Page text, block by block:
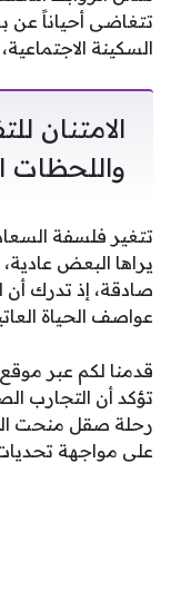
تتغاضى أحياناً
السكينة الاجتماعية،
الامتنان
واللحظات
تتغير فلسفة
يراها البعض
صادقة، إذ تدرك
عواصف الحياة
تؤكد أن التجارب
رحلة صقل منحت
على مواجهة